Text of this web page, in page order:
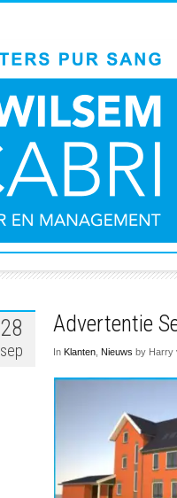
ALL
28
sep
Advertentie
In Klanten Nieuws by Harry